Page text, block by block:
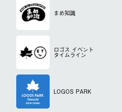
まめ知識
ロゴス イベント
タイムライン
LOGOS PARK